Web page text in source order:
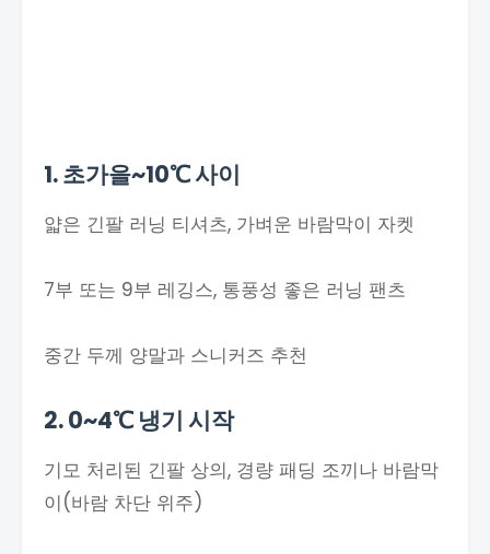
1. 초가을~10℃ 사이
얇은 긴팔 러닝 티셔츠, 가벼운 바람막이 자켓
7부 또는 9부 레깅스, 통풍성 좋은 러닝 팬츠
중간 두께 양말과 스니커즈 추천
2. 0~4℃ 냉기 시작
기모 처리된 긴팔 상의, 경량 패딩 조끼나 바람막
이(바람 차단 위주)